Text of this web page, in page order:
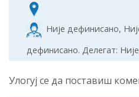
Није дефинисано,
дефинисано. Делегат:
Улогуј се да поставиш